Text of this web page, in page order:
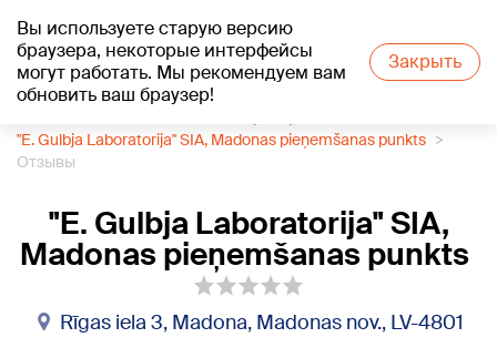
Вы используете старую версию
браузера, некоторые интерфейсы
могут работать. Мы рекомендуем вам
обновить ваш браузер!
Закрыть
+24°C
"E. Gulbja Laboratorija" SIA, Madonas pieņemšanas punkts
Отзывы
"E. Gulbja Laboratorija" SIA,
Madonas pieņemšanas punkts
Rīgas iela 3, Madona, Madonas nov., LV-4801